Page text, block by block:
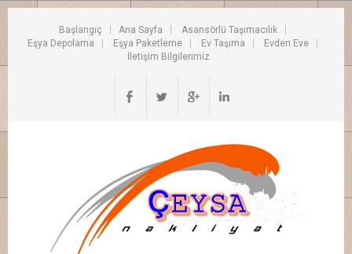
Başlangıç Ana Sayfa
Asansörlü Taşımacılık
Eşya Depolama
Eşya Paketleme Ev Taşıma
Evden Eve
İletişim Bilgilerimiz